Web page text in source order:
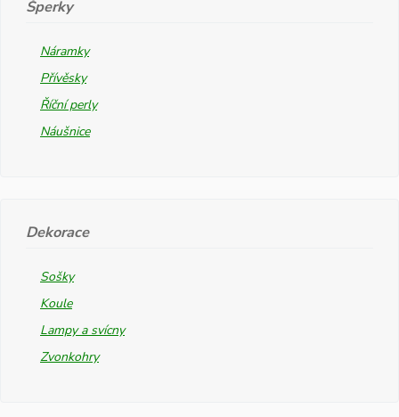
Šperky
Náramky
Přívěsky
Říční perly
Náušnice
Dekorace
Sošky
Koule
Lampy a svícny
Zvonkohry